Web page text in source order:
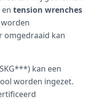
en tension wrenches
omgedraaid kan
kan een
worden ingezet.